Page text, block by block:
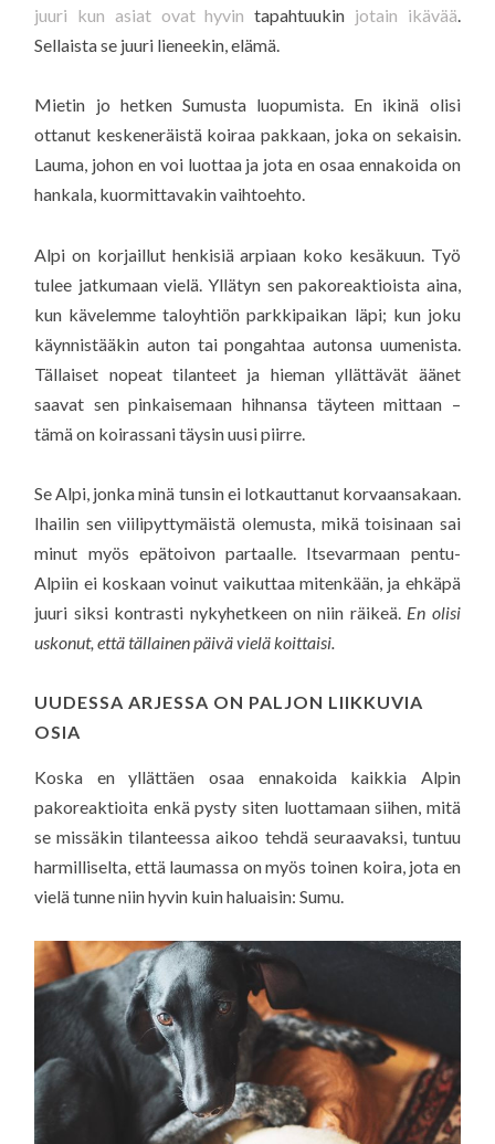
juuri kun asiat ovat hyvin tapahtuukin jotain ikävää.
Sellaista se juuri lieneekin, elämä.
Mietin jo hetken Sumusta luopumista. En ikinä olisi
ottanut keskeneräistä koiraa pakkaan, joka on sekaisin.
Lauma, johon en voi luottaa ja jota en osaa ennakoida on
hankala, kuormittavakin vaihtoehto.
Alpi on korjaillut henkisiä arpiaan koko kesäkuun. Työ
tulee jatkumaan vielä. Yllätyn sen pakoreaktioista aina,
kun kävelemme taloyhtiön parkkipaikan läpi; kun joku
käynnistääkin auton tai pongahtaa autonsa uumenista.
Tällaiset nopeat tilanteet ja hieman yllättävät äänet
saavat sen pinkaisemaan hihnansa täyteen mittaan –
tämä on koirassani täysin uusi piirre.
Se Alpi, jonka minä tunsin ei lotkauttanut korvaansakaan.
Ihailin sen viilipyttymäistä olemusta, mikä toisinaan sai
minut myös epätoivon partaalle. Itsevarmaan pentu-
Alpiin ei koskaan voinut vaikuttaa mitenkään, ja ehkäpä
juuri siksi kontrasti nykyhetkeen on niin räikeä. En olisi
uskonut, että tällainen päivä vielä koittaisi.
UUDESSA ARJESSA ON PALJON LIIKKUVIA
OSIA
Koska en yllättäen osaa ennakoida kaikkia Alpin
pakoreaktioita enkä pysty siten luottamaan siihen, mitä
se missäkin tilanteessa aikoo tehdä seuraavaksi, tuntuu
harmilliselta, että laumassa on myös toinen koira, jota en
vielä tunne niin hyvin kuin haluaisin: Sumu.